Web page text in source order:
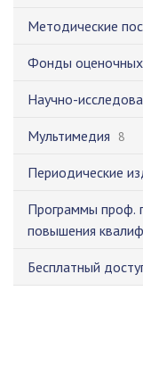
Методические
Фонды оценочных
Научно-
Мультимедия 8
Периодические
Программы проф.
повышения
Бесплатный